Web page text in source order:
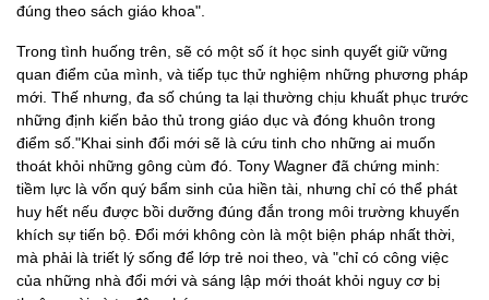
đúng theo sách giáo khoa".
Trong tình huống trên, sẽ có một số ít học sinh quyết giữ vững
quan điểm của mình, và tiếp tục thử nghiệm những phương pháp
mới. Thế nhưng, đa số chúng ta lại thường chịu khuất phục trước
những định kiến bảo thủ trong giáo dục và đóng khuôn trong
điểm số."Khai sinh đổi mới sẽ là cứu tinh cho những ai muốn
thoát khỏi những gông cùm đó. Tony Wagner đã chứng minh:
tiềm lực là vốn quý bẩm sinh của hiền tài, nhưng chỉ có thể phát
huy hết nếu được bồi dưỡng đúng đắn trong môi trường khuyến
khích sự tiến bộ. Đổi mới không còn là một biện pháp nhất thời,
mà phải là triết lý sống để lớp trẻ noi theo, và "chỉ có công việc
của những nhà đổi mới và sáng lập mới thoát khỏi nguy cơ bị